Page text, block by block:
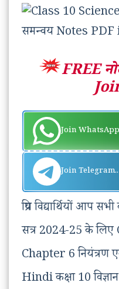
FREE
Join WhatsApp
Join Telegram..
प्रिय विद्यार्थियों
सत्र 2024-25 के
Chapter 6 नियंत्रण
Hindi कक्षा 10